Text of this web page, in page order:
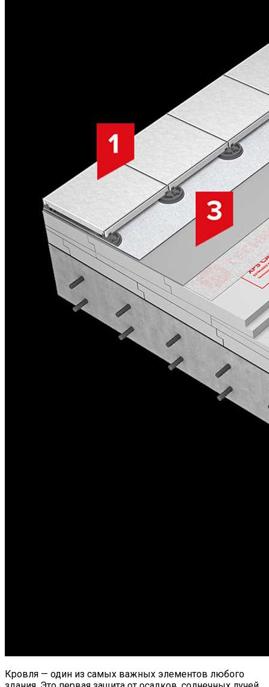
Преимущества Крыши С Покрытием Из
Экологически Чистых Материалов
Как И Чем Лечить Красные Пятна На
Листьях Смородины
Кровля — один из самых важных элементов любого